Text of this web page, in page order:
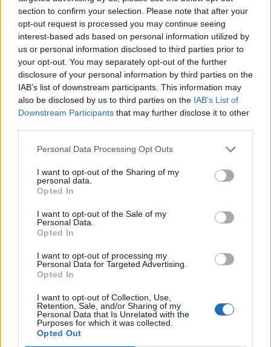
section to confirm your selection. Please note that after your
opt-out request is processed you may continue seeing
interest-based ads based on personal information utilized by
us or personal information disclosed to third parties prior to
your opt-out. You may separately opt-out of the further
disclosure of your personal information by third parties on the
IAB’s list of downstream participants. This information may
also be disclosed by us to third parties on the IAB’s List of
Downstream Participants that may further disclose it to other
Personal Data Processing Opt Outs
I want to opt-out of the Sharing of my
personal data.
Opted In
I want to opt-out of the Sale of my
Personal Data.
Opted In
I want to opt-out of processing my
Personal Data for Targeted Advertising.
Opted In
I want to opt-out of Collection, Use,
Retention, Sale, and/or Sharing of my
Personal Data that Is Unrelated with the
Purposes for which it was collected.
Opted Out
De som drabbats av brott är självklart de
brottsoffer som lidit mest. Men vi som är
anhöriga till en gärningsperson är också
brottsoffer, något som ofta glöms bort eller
struntas i.
Jag menar inte att på något sätt förminska de
som drabbas av brott. De som utsätts för
misshandel, s...
Starta din prenumeration
Eller logga in på ditt konto nedan:
Username or E-mail
Password